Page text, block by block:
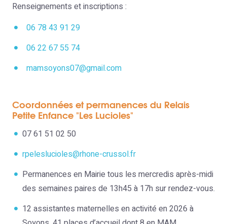
Renseignements et inscriptions :
06 78 43 91 29
06 22 67 55 74
mamsoyons07@gmail.com
Coordonnées et permanences du Relais
Petite Enfance "Les Lucioles"
07 61 51 02 50
rpeleslucioles@rhone-crussol.fr
Permanences en Mairie tous les mercredis après-midi
des semaines paires de 13h45 à 17h sur rendez-vous.
12 assistantes maternelles en activité en 2026 à